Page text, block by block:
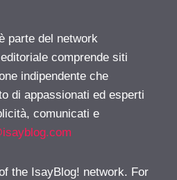
parte del network
comprende siti
indipendente che
di appassionati ed esperti
comunicati e
the IsayBlog! network. For